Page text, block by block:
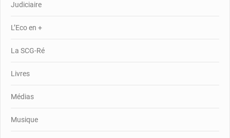
Judiciaire
L’Eco en +
La SCG-Ré
Livres
Médias
Musique